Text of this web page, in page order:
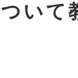
いて